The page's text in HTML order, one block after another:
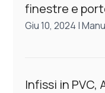
finestre e
Giu 10, 2024 |
Infissi in PVC,